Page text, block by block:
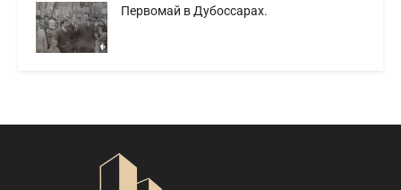
Первомай в Дубоссарах.